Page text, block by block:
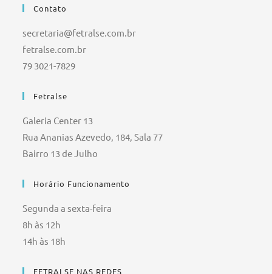
Contato
secretaria@fetralse.com.br
fetralse.com.br
79 3021-7829
Fetralse
Galeria Center 13
Rua Ananias Azevedo, 184, Sala 77
Bairro 13 de Julho
Horário Funcionamento
Segunda a sexta-feira
8h às 12h
14h às 18h
FETRALSE NAS REDES